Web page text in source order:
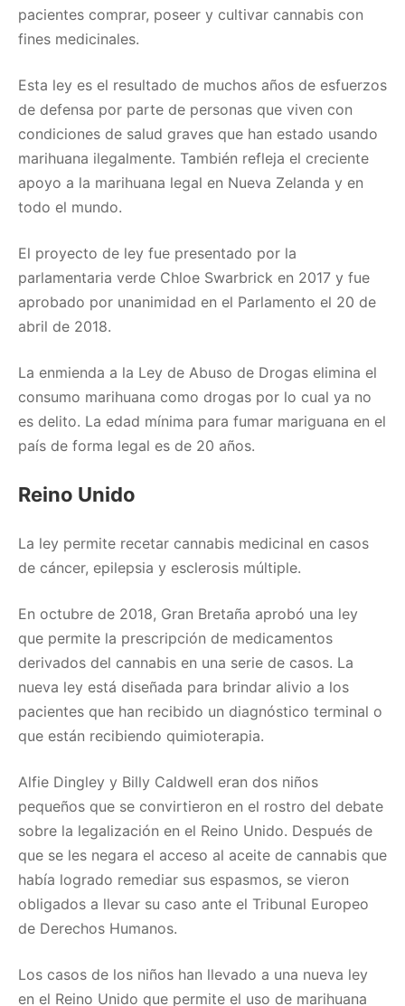
pacientes comprar, poseer y cultivar cannabis con
fines medicinales.
Esta ley es el resultado de muchos años de esfuerzos
de defensa por parte de personas que viven con
condiciones de salud graves que han estado usando
marihuana ilegalmente. También refleja el creciente
apoyo a la marihuana legal en Nueva Zelanda y en
todo el mundo.
El proyecto de ley fue presentado por la
parlamentaria verde Chloe Swarbrick en 2017 y fue
aprobado por unanimidad en el Parlamento el 20 de
abril de 2018.
La enmienda a la Ley de Abuso de Drogas elimina el
consumo marihuana como drogas por lo cual ya no
es delito. La edad mínima para fumar mariguana en el
país de forma legal es de 20 años.
Reino Unido
La ley permite recetar cannabis medicinal en casos
de cáncer, epilepsia y esclerosis múltiple.
En octubre de 2018, Gran Bretaña aprobó una ley
que permite la prescripción de medicamentos
derivados del cannabis en una serie de casos. La
nueva ley está diseñada para brindar alivio a los
pacientes que han recibido un diagnóstico terminal o
que están recibiendo quimioterapia.
Alfie Dingley y Billy Caldwell eran dos niños
pequeños que se convirtieron en el rostro del debate
sobre la legalización en el Reino Unido. Después de
que se les negara el acceso al aceite de cannabis que
había logrado remediar sus espasmos, se vieron
obligados a llevar su caso ante el Tribunal Europeo
de Derechos Humanos.
Los casos de los niños han llevado a una nueva ley
en el Reino Unido que permite el uso de marihuana